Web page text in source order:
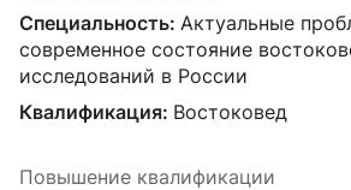
Специальность: Актуальные
современное состояние
исследований в России
Квалификация: Востоковед
Повышение квалификации